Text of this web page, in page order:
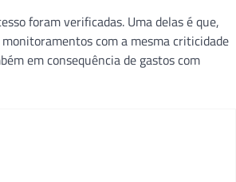
foram verificadas. Uma delas é que,
com a mesma criticidade
em consequência de gastos com